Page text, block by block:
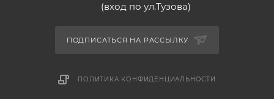
(вход по ул.Тузова)
ПОДПИСАТЬСЯ НА РАССЫЛКУ
ПОЛИТИКА КОНФИДЕНЦИАЛЬНОСТИ